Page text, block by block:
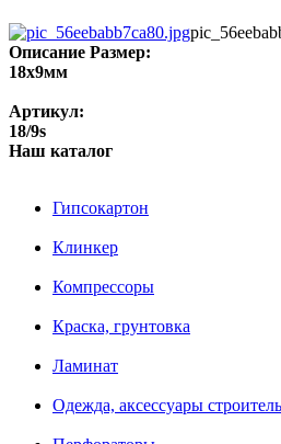
Описание Размер:
18х9мм
Артикул:
18/9s
Наш каталог
Гипсокартон
Клинкер
Компрессоры
Краска, грунтовка
Ламинат
Одежда, аксессуары